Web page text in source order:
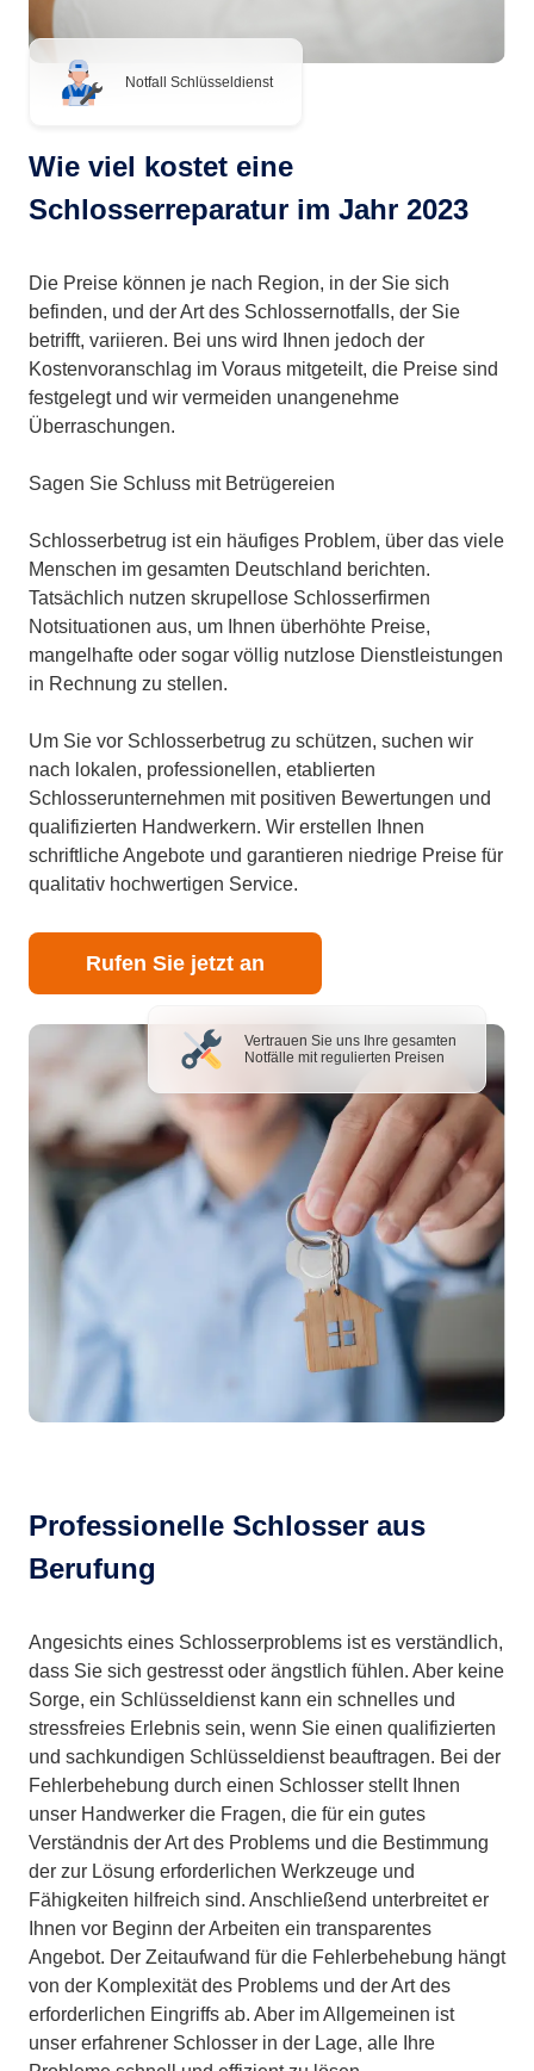
Notfall Schlüsseldienst
Wie viel kostet eine
Schlosserreparatur im Jahr 2023
Die Preise können je nach Region, in der Sie sich
befinden, und der Art des Schlossernotfalls, der Sie
betrifft, variieren. Bei uns wird Ihnen jedoch der
Kostenvoranschlag im Voraus mitgeteilt, die Preise sind
festgelegt und wir vermeiden unangenehme
Überraschungen.
Sagen Sie Schluss mit Betrügereien
Schlosserbetrug ist ein häufiges Problem, über das viele
Menschen im gesamten Deutschland berichten.
Tatsächlich nutzen skrupellose Schlosserfirmen
Notsituationen aus, um Ihnen überhöhte Preise,
mangelhafte oder sogar völlig nutzlose Dienstleistungen
in Rechnung zu stellen.
Um Sie vor Schlosserbetrug zu schützen, suchen wir
nach lokalen, professionellen, etablierten
Schlosserunternehmen mit positiven Bewertungen und
qualifizierten Handwerkern. Wir erstellen Ihnen
schriftliche Angebote und garantieren niedrige Preise für
qualitativ hochwertigen Service.
Rufen Sie jetzt an
Vertrauen Sie uns Ihre gesamten
Notfälle mit regulierten Preisen
Professionelle Schlosser aus
Berufung
Angesichts eines Schlosserproblems ist es verständlich,
dass Sie sich gestresst oder ängstlich fühlen. Aber keine
Sorge, ein Schlüsseldienst kann ein schnelles und
stressfreies Erlebnis sein, wenn Sie einen qualifizierten
und sachkundigen Schlüsseldienst beauftragen. Bei der
Fehlerbehebung durch einen Schlosser stellt Ihnen
unser Handwerker die Fragen, die für ein gutes
Verständnis der Art des Problems und die Bestimmung
der zur Lösung erforderlichen Werkzeuge und
Fähigkeiten hilfreich sind. Anschließend unterbreitet er
Ihnen vor Beginn der Arbeiten ein transparentes
Angebot. Der Zeitaufwand für die Fehlerbehebung hängt
von der Komplexität des Problems und der Art des
erforderlichen Eingriffs ab. Aber im Allgemeinen ist
unser erfahrener Schlosser in der Lage, alle Ihre